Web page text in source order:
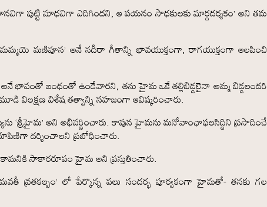
పుట్టి మాధవిగా ఎదిగిందని, ఆ పయనం సాధకులకు మార్గదర్శకం’ అని తమ
మణిపూస’ అనే నదీరా గీతాన్ని భావయుక్తంగా, రాగయుక్తంగా ఆలపించి
అనే భావంతో బంధంతో ఉండేవారని, తను హైమ ఒకే తల్లిబిడ్డలైనా అమ్మ బిడ్డలందరి
విలక్షణ విశేష తత్వాన్ని సహజంగా ఆవిష్కరించారు.
‘శ్రీహైమ’ అని అభివర్ణించారు. కావున హైమను మనోవాంఛాఫలసిద్ధిని ప్రసాదించే
దర్శించాలని ప్రబోధించారు.
సాకారరూపం హైమ అని ప్రస్తుతించారు.
వ్రతకల్పం’ లో పేర్కొన్న పలు సందర్భ పూర్వకంగా హైమతో- తనకు గల